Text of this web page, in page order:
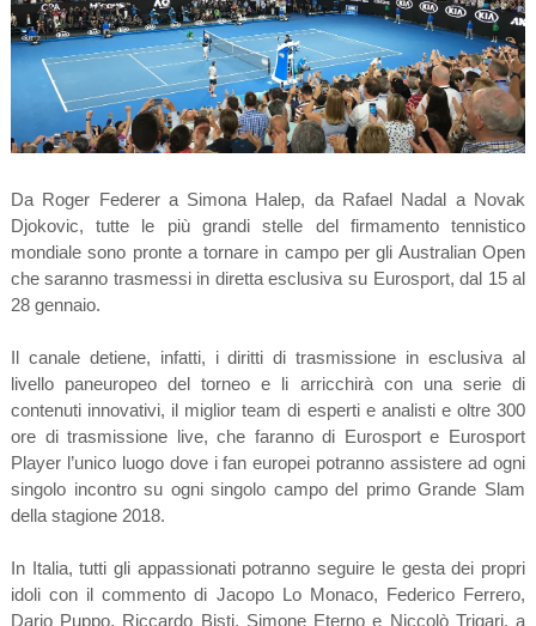
Da Roger Federer a Simona Halep, da Rafael Nadal a Novak
Djokovic, tutte le più grandi stelle del firmamento tennistico
mondiale sono pronte a tornare in campo per gli Australian Open
che saranno trasmessi in diretta esclusiva su Eurosport, dal 15 al
28 gennaio.
Il canale detiene, infatti, i diritti di trasmissione in esclusiva al
livello paneuropeo del torneo e li arricchirà con una serie di
contenuti innovativi, il miglior team di esperti e analisti e oltre 300
ore di trasmissione live, che faranno di Eurosport e Eurosport
Player l’unico luogo dove i fan europei potranno assistere ad ogni
singolo incontro su ogni singolo campo del primo Grande Slam
della stagione 2018.
In Italia, tutti gli appassionati potranno seguire le gesta dei propri
idoli con il commento di Jacopo Lo Monaco, Federico Ferrero,
Dario Puppo, Riccardo Bisti, Simone Eterno e Niccolò Trigari, a